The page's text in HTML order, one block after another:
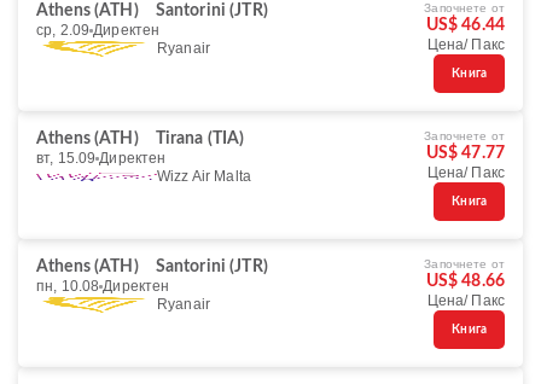
Athens (ATH)
Santorini (JTR)
ср, 2.09 Директен
Ryanair
Започнете от
US$ 46.44
Цена/ Пакс
Книга
Athens (ATH)
Tirana (TIA)
вт, 15.09 Директен
Wizz Air Malta
Започнете от
US$ 47.77
Цена/ Пакс
Книга
Athens (ATH)
Santorini (JTR)
пн, 10.08 Директен
Ryanair
Започнете от
US$ 48.66
Цена/ Пакс
Книга